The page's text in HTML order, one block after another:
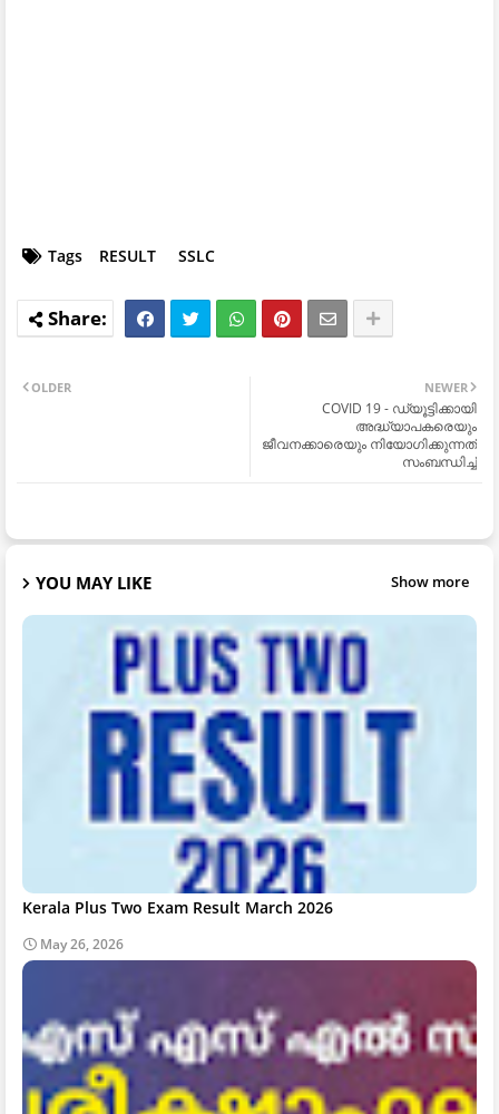
Tags RESULT SSLC
NEWER
COVID 19 - ഡ്യൂട്ടിക്കായി
അദ്ധ്യാപകരെയും
ജീവനക്കാരെയും നിയോഗിക്കുന്നത്
സംബന്ധിച്ച്
OLDER
YOU MAY LIKE Show more
Kerala Plus Two Exam Result March 2026
May 26, 2026